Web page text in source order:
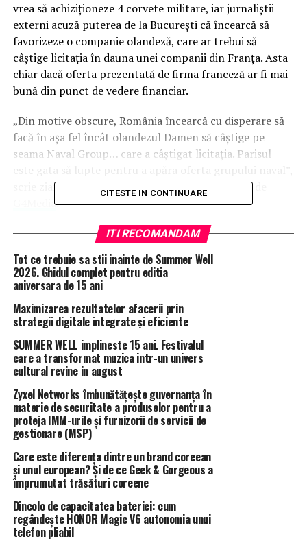
vrea să achiziţioneze 4 corvete militare, iar jurnaliştii
externi acuză puterea de la Bucureşti că încearcă să
favorizeze o companie olandeză, care ar trebui să
câştige licitaţia în dauna unei companii din Franţa. Asta
chiar dacă oferta prezentată de firma franceză ar fi mai
bună din punct de vedere financiar.
„Din motive obscure, România încearcă cu disperare să
facă în aşa fel încât olandezul Damen să câştige pe
seama Naval Group… care a câştigat licitaţia. Parisul
scrie ziaristul Michel Cabirol în La Tribune, citat de
G4Media.
Ziarul francez anunţă că Naval Group, care ar urma să
la licitaţie preţul de 1,2 miliarde de euro, mai ieftin decât
cele 1,25 miliarde cerute de Damen şi cele 1,34 miliarde
al treilea participant la licitaţie.
”Un adevărat duş îngheţat pentru Bucureşti, care a
trebuit deja să anuleze în 2016 un proces de achiziţie a
patru corvete din cauza unor nereguli de procedură
comise în favoarea Damen”, scrie La Tribune.
Ziarul francez acuză că ”guvernul român, care ar trebui
să anunţe selectarea unui furnizor pe 12 ianuarie, este
de multă vreme pentru Damen, acţionar cu 49% la
şantierul din Galaţi, alături de statul român (51%). Este
în special cazul unuia din oamenii cei mai puternici din
România, preşedintele social-democrat al Camerei
Deputaţilor, Liviu Dragnea, care face şi desface guverne”.
CITESTE IN CONTINUARE
ITI RECOMANDAM
Tot ce trebuie sa stii inainte de Summer Well
2026. Ghidul complet pentru editia
aniversara de 15 ani
Maximizarea rezultatelor afacerii prin
strategii digitale integrate și eficiente
SUMMER WELL implineste 15 ani. Festivalul
care a transformat muzica intr-un univers
cultural revine in august
Zyxel Networks îmbunătățește guvernanța în
materie de securitate a produselor pentru a
proteja IMM-urile și furnizorii de servicii de
gestionare (MSP)
Care este diferența dintre un brand coreean
și unul european? Și de ce Geek & Gorgeous a
împrumutat trăsături coreene
Dincolo de capacitatea bateriei: cum
regândește HONOR Magic V6 autonomia unui
telefon pliabil